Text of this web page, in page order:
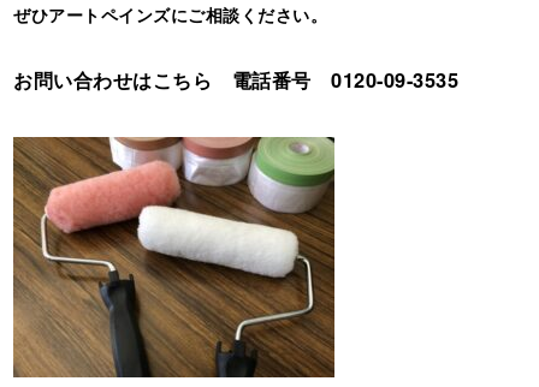
ぜひアートペインズにご相談ください。
お問い合わせはこちら 電話番号 0120-09-3535